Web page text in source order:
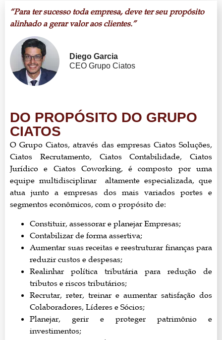
“Para ter sucesso toda empresa, deve ter seu propósito
alinhado a gerar valor aos clientes.”
Diego Garcia
CEO Grupo Ciatos
DO PROPÓSITO DO GRUPO
CIATOS
O Grupo Ciatos, através das empresas Ciatos Soluções,
Ciatos Recrutamento, Ciatos Contabilidade, Ciatos
Jurídico e Ciatos Coworking, é composto por uma
equipe multidisciplinar altamente especializada, que
atua junto a empresas dos mais variados portes e
segmentos econômicos, com o propósito de:
Constituir, assessorar e planejar Empresas;
Contabilizar de forma assertiva;
Aumentar suas receitas e reestruturar finanças para
reduzir custos e despesas;
Realinhar política tributária para redução de
tributos e riscos tributários;
Recrutar, reter, treinar e aumentar satisfação dos
Colaboradores, Líderes e Sócios;
Planejar, gerir e proteger patrimônio e
investimentos;